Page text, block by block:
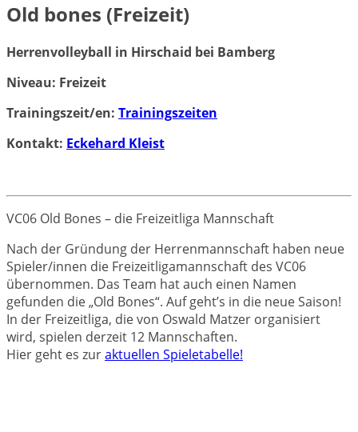
Old bones (Freizeit)
Herrenvolleyball in Hirschaid bei Bamberg
Niveau: Freizeit
Trainingszeit/en: Trainingszeiten
Kontakt: Eckehard Kleist
VC06 Old Bones – die Freizeitliga Mannschaft
Nach der Gründung der Herrenmannschaft haben neue
Spieler/innen die Freizeitligamannschaft des VC06
übernommen. Das Team hat auch einen Namen
gefunden die „Old Bones“. Auf geht’s in die neue Saison!
In der Freizeitliga, die von Oswald Matzer organisiert
wird, spielen derzeit 12 Mannschaften.
Hier geht es zuraktuellen Spieletabelle!